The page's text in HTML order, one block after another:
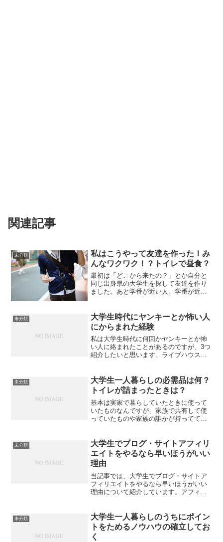
関連記事
未分類
私はこうやって友達を作った！み
んなワクワク！？トイレで昼食？
最初は「どこから来たの？」とか自分と
同じ出身県の大学生を探して友達を作り
ました。あと学番が近い人。学番が近い
人たちとも嫌でも近くにいるわけです。
大学1年生はみんなワク...
未分類
大学生時代にヤンキーとか怖い人
にからまれた経験
私は大学生時代に何回かヤンキーとか怖
い人に絡まれたことがあるのですが、3つ
紹介したいと思います。ライブハウスの
のですが、お店を出る際に18歳～20歳く
らいだったかな？ガ...
未分類
大学生一人暮らしの必需品は何？
トイレが詰まったときは？
基本は実家で暮らしていたときに使って
いたものなんですが、家族で共有して使
っていたものや家族の誰かが持ってて、
トラブルになったときに必要なもので
す。これは社会人になってか...
未分類
大学生でブログ・サイトアフィリ
エイトをやるなら早いほうがいい
理由
当記事では、大学生でブログ・サイトア
フィリエイトをやるなら早いほうがいい
理由について紹介しています。アフィリ
と思います。今回はできるだけ早いほう
がいい理由を説明します。...
未分類
大学生一人暮らしのうちにポイン
トをためるノウハウの確立してお
く